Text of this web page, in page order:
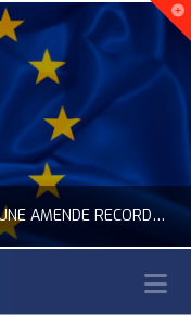
LA COMMISSION EUROPÉENNE INFLIGE UNE AMENDE RECORD À GOOGLE